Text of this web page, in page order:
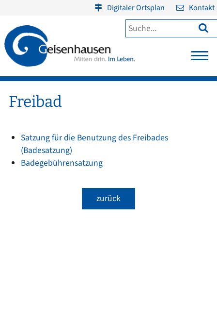
Digitaler Ortsplan Kontakt

Freibad
Satzung für die Benutzung des Freibades
(Badesatzung)
Badegebührensatzung
zurück